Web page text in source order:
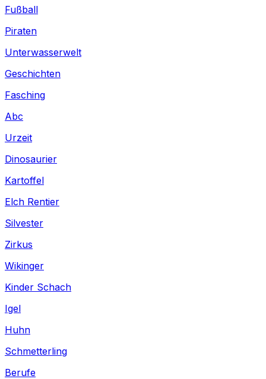
Fußball
Piraten
Unterwasserwelt
Geschichten
Fasching
Abc
Urzeit
Dinosaurier
Kartoffel
Elch Rentier
Silvester
Zirkus
Wikinger
Kinder Schach
Igel
Huhn
Schmetterling
Berufe